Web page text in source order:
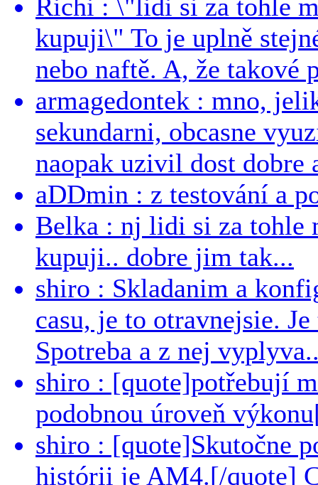
Richi : \"lidi si za tohle
kupuji\" To je uplně
nebo naftě. A, že takové
armagedontek : mno,
sekundarni, obcasne
naopak uzivil dost dobre
aDDmin : z testování a
Belka : nj lidi si za tohle
kupuji.. dobre jim tak...
shiro : Skladanim a
casu, je to otravnejsie.
Spotreba a z nej
shiro : [quote]potřebují
podobnou úroveň
shiro : [quote]Skutočne
histórii je AM4.[/quote]